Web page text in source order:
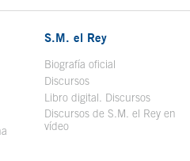
S.M. el Rey
Biografía oficial
Discursos
Libro digital. DiscursosSe abre
Discursos de S.M. el Rey en
vídeoSe abre en ventana nueva